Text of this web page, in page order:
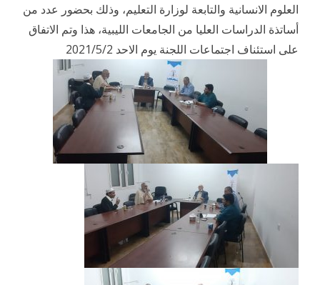
العلوم الانسانية والتابعة لوزارة التعليم، وذلك بحضور عدد من
أساتذة الدراسات العليا من الجامعات الليبية، هذا وتم الاتفاق
على استئناف اجتماعات اللجنة يوم الاحد 2021/5/2